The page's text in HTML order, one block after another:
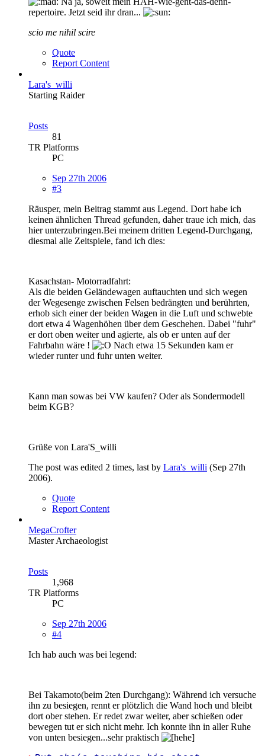
repertoire. Jetzt seid ihr dran...
scio me nihil scire
Quote
Report Content
Lara's_willi
Starting Raider
Posts
81
TR Platforms
PC
Sep 27th 2006
#3
Räusper, mein Beitrag stammt aus Legend. Dort habe ich
keinen ähnlichen Thread gefunden, daher traue ich mich, das
hier unterzubringen.Bei meinem dritten Legend-Durchgang,
diesmal alle Zeitspiele, fand ich dies:
Kasachstan- Motorradfahrt:
Als die beiden Geländewagen auftauchten und sich wegen
der Wegesenge zwischen Felsen bedrängten und berührten,
erhob sich einer der beiden Wagen in die Luft und schwebte
dort etwa 4 Wagenhöhen über dem Geschehen. Dabei "fuhr"
er dort oben weiter und agierte, als ob er unten auf der
Fahrbahn wäre !
Nach etwa 15 Sekunden kam er
wieder runter und fuhr unten weiter.
Kann man sowas bei VW kaufen? Oder als Sondermodell
beim KGB?
Grüße von Lara'S_willi
The post was edited 2 times, last by Lara's_willi (Sep 27th
2006).
Quote
Report Content
MegaCrofter
Master Archaeologist
Posts
1,968
TR Platforms
PC
Sep 27th 2006
#4
Ich hab auch was bei legend:
Bei Takamoto(beim 2ten Durchgang): Während ich versuche
ihn zu besiegen, rennt er plötzlich die Wand hoch und bleibt
dort ober stehen. Er redet zwar weiter, aber schießen oder
bewegen tut er sich nicht mehr. Ich konnte ihn in aller Ruhe
von unten besiegen...sehr praktisch